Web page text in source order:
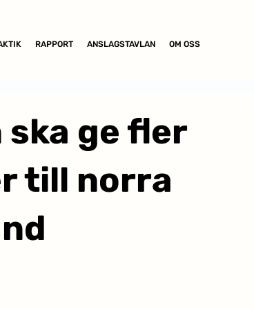
RAPPORT ANSLAGSTAVLAN OM OSS
ska ge fler
till norra